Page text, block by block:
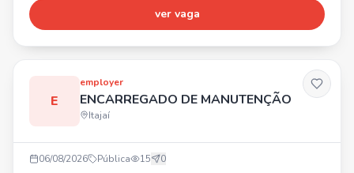
REQUISITOS: - Ensino Fundamental Completo - Desejável
experiência na área BENEFÍCIOS: - Plano de
ver vaga
E
employer
ENCARREGADO DE MANUTENÇÃO
Itajaí
06/08/2026 Pública 15 0